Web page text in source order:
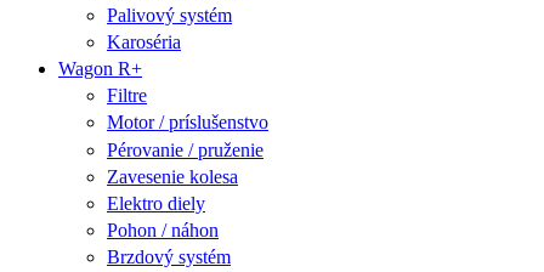
Palivový systém
Karoséria
Wagon R+
Filtre
Motor / príslušenstvo
Pérovanie / pruženie
Zavesenie kolesa
Elektro diely
Pohon / náhon
Brzdový systém